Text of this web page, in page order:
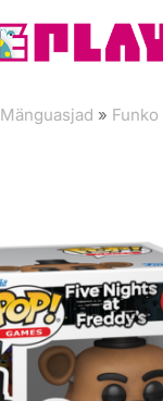
Mänguasjad » Funko